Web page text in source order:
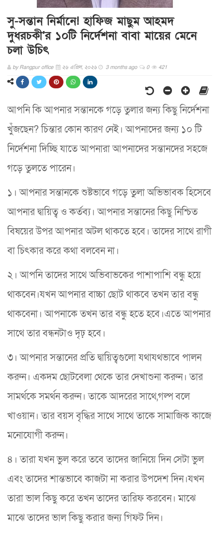
সু-সন্তান নির্মানে! হাফিজ মাছুম আহমদ
দুধরচকী'র ১০টি নির্দেশনা বাবা মায়ের মেনে
চলা উচিৎ
byRangpur office ২৬ এপ্রিল, ২০২৬ 3 months ago 0 421
আপনি কি আপনার সন্তানকে গড়ে তুলার জন্য কিছু নির্দেশনা
খুঁজছেন? চিন্তার কোন কারণ নেই। আপনাদের জন্য ১০ টি
নির্দেশনা দিচ্ছি যাতে আপনারা আপনাদের সন্তানদের সহজে
গড়ে তুলতে পারেন।
১। আপনার সন্তানকে শুষ্টভাবে গড়ে তুলা অভিভাবক হিসেবে
আপনার দ্বায়িত্ব ও কর্তব্য। আপনার সন্তানের কিছু নিশ্চিত
বিষয়ের উপর আপনার অটল থাকতে হবে। তাদের সাথে রাগী
বা চিৎকার করে কথা বলবেন না।
২। আপনি তাদের সাথে অভিবাভকের পাশাপাশি বন্ধু হয়ে
থাকবেন।যখন আপনার বাচ্চা ছোট থাকবে তখন তার বন্ধু
থাকবেনা। আপনাকে তখন তার বন্ধু হতে হবে।এতে আপনার
সাথে তার বন্ধনটাও দৃঢ় হবে।
৩। আপনার সন্তানের প্রতি দ্বায়িত্বগুলো যথাযথভাবে পালন
করুন। একদম ছোটবেলা থেকে তার দেখাশুনা করুন। তার
সামর্থকে সমর্থন করুন। তাকে আদরের সাথে,গল্প বলে
খাওয়ান। তার বয়স বৃদ্ধির সাথে সাথে তাকে সামাজিক কাজে
মনোযোগী করুন।
৪। তারা যখন ভুল করে তবে তাদের জানিয়ে দিন সেটা ভুল
এবং তাদের শান্তভাবে কাজটা না করার উপদেশ দিন।যখন
তারা ভাল কিছু করে তখন তাদের তারিফ করবেন। মাঝে
মাঝে তাদের ভাল কিছু করার জন্য গিফট দিন।